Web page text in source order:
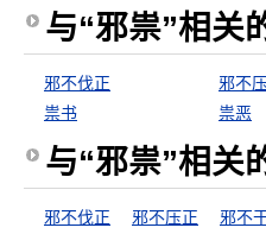
与“邪祟”相关
邪不伐正 邪不
祟书
祟恶
与“邪祟”相关
邪不伐正 邪不压正 邪不